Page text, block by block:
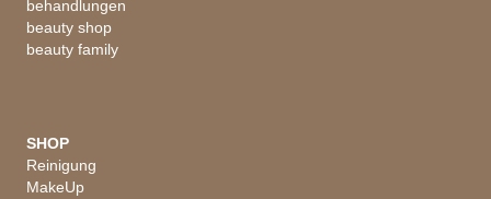
behandlungen
beauty shop
beauty family
SHOP
Reinigung
MakeUp